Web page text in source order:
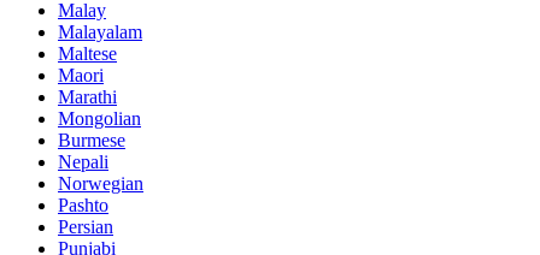
Malay
Malayalam
Maltese
Maori
Marathi
Mongolian
Burmese
Nepali
Norwegian
Pashto
Persian
Punjabi